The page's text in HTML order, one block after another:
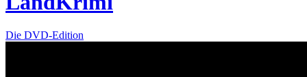
Die DVD-Edition